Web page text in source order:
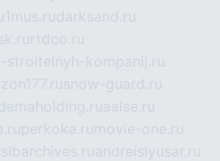
1mus.rudarksand.ru
rtdco.ru
kompanij.ru
snow-guard.ru
aalse.ru
perkoka.ru movie-one.ru
sibarchives.ruandreislyusar.ru